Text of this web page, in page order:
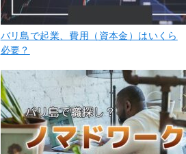
バリ島で起業、費用（資本金）はいくら
必要？